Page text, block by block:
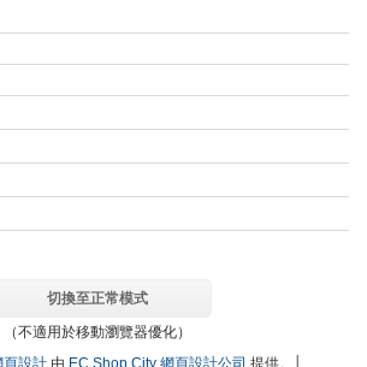
切換至正常模式
（不適用於移動瀏覽器優化）
頁設計 由 EC Shop City 網頁設計公司 提供。│